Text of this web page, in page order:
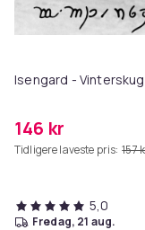
Isengard -
146 kr
Tidligere laveste pris: 157
5,0
fredag, 21 aug.